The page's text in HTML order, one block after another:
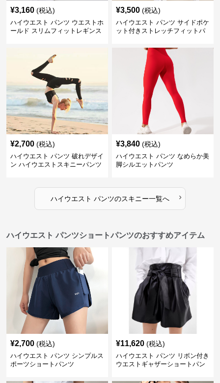
¥3,160 (税込)
ハイウエスト パンツ ウエストホ
ールド スリムフィットレギンス
¥3,500 (税込)
ハイウエスト パンツ サイドポケ
ット付きストレッチフィットパ
¥2,700 (税込)
ハイウエスト パンツ 破れデザイ
ン ハイウエストスキニーパンツ
¥3,840 (税込)
ハイウエスト パンツ なめらか美
脚シルエットパンツ
ハイウエスト パンツのスキニー一覧へ ›
ハイウエスト パンツショートパンツのおすすめアイテム
¥2,700 (税込)
ハイウエスト パンツ シンプルス
ポーツショートパンツ
¥11,620 (税込)
ハイウエスト パンツ リボン付き
ウエストギャザーショートパン